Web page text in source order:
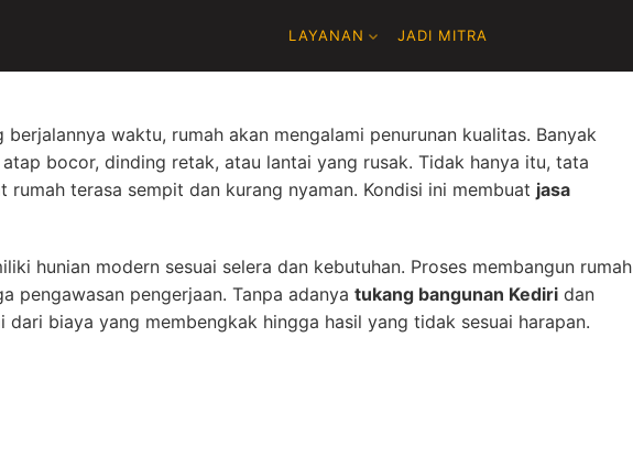
LAYANAN JADI MITRA
waktu, rumah akan mengalami penurunan kualitas. Banyak
bocor, dinding retak, atau lantai yang rusak. Tidak hanya itu, tata
terasa sempit dan kurang nyaman. Kondisi ini membuat jasa
hunian modern sesuai selera dan kebutuhan. Proses membangun rumah
pengawasan pengerjaan. Tanpa adanya tukang bangunan Kediri dan
biaya yang membengkak hingga hasil yang tidak sesuai harapan.